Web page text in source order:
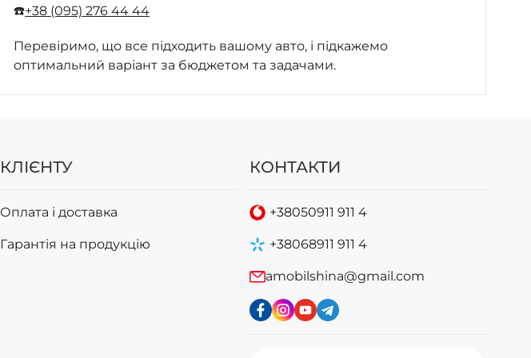
☎️+38 (095) 276 44 44
Перевіримо, що все підходить вашому авто, і підкажемо
оптимальний варіант за бюджетом та задачами.
КЛІЄНТУ
Оплата і доставка
Гарантія на продукцію
КОНТАКТИ
+38050911 911 4
+38068911 911 4
amobilshina@gmail.com